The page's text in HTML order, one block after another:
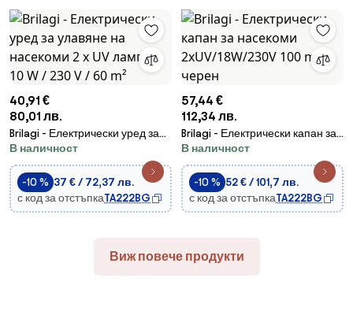
40,91 €
80,01 лв.
Brilagi - Електрически уред за
улавяне на насекоми 2 x UV
лампи / 10 W / 230 V / 60 m²
В наличност
-10 % 37 € / 72,37 лв.
с код за отстъпкаTA222BG
57,44 €
112,34 лв.
Brilagi - Електрически капан за
насекоми 2xUV/18W/230V 100
m2 черен
В наличност
-10 % 52 € / 101,7 лв.
с код за отстъпкаTA222BG
Виж повече продукти